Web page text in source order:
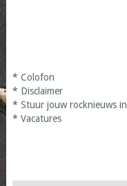
* Colofon
* Disclaimer
* Stuur jouw rocknieuws in
* Vacatures